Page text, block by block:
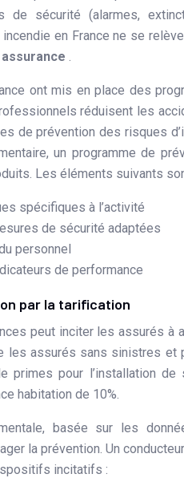
de sécurité (alarmes,
en France ne se
.
ont mis en place des
réduisent les
de prévention des risques
un programme de
Les éléments suivants
spécifiques à l’activité
de sécurité adaptées
personnel
de performance
par la tarification
peut inciter les assurés
les assurés sans sinistres et
primes pour l’installation
habitation de 10%.
basée sur les
la prévention. Un
incitatifs :